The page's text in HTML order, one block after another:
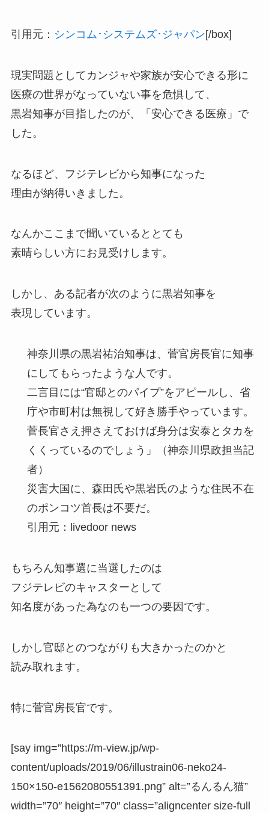
引用元： シンコム･システムズ･ジャパン[/box]
現実問題としてカンジャや家族が安心できる形に
医療の世界がなっていない事を危惧して、
黒岩知事が目指したのが、「安心できる医療」 で
した。
なるほど、フジテレビから知事になった
理由が納得いきました。
なんかここまで聞いているととても
素晴らしい方にお見受けします。
しかし、ある記者が次のように黒岩知事を
表現しています。
神奈川県の黒岩祐治知事は、菅官房長官に知事
にしてもらったような人です。
二言目には“官邸とのパイプ”をアピールし、省
庁や市町村は無視して好き勝手やっています。
菅長官さえ押さえておけば身分は安泰とタカを
くくっているのでしょう」（神奈川県政担当記
者）
災害大国に、森田氏や黒岩氏のような住民不在
のポンコツ首長は不要だ。
引用元：livedoor news
もちろん知事選に当選したのは
フジテレビのキャスターとして
知名度があった為なのも一つの要因です。
しかし官邸とのつながりも大きかったのかと
読み取れます。
特に菅官房長官です。
[say img=”https://m-view.jp/wp-
content/uploads/2019/06/illustrain06-neko24-
150×150-e1562080551391.png” alt=”るんるん猫”
width=”70″ height=”70″ class=”aligncenter size-full